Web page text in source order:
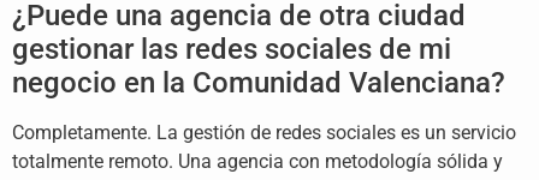
¿Puede una agencia de otra ciudad
gestionar las redes sociales de mi
negocio en la Comunidad Valenciana?
Completamente. La gestión de redes sociales es un servicio
totalmente remoto. Una agencia con metodología sólida y